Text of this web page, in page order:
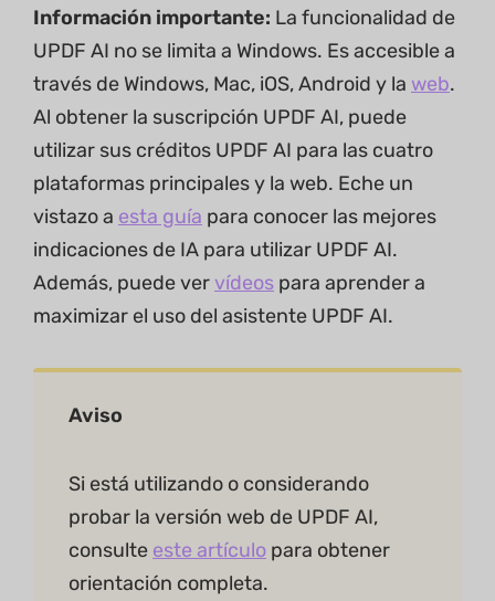
Información importante: La funcionalidad de
UPDF AI no se limita a Windows. Es accesible a
través de Windows, Mac, iOS, Android y la web.
Al obtener la suscripción UPDF AI, puede
utilizar sus créditos UPDF AI para las cuatro
plataformas principales y la web. Eche un
vistazo a esta guía para conocer las mejores
indicaciones de IA para utilizar UPDF AI.
Además, puede vervídeos para aprender a
maximizar el uso del asistente UPDF AI.
Aviso
Si está utilizando o considerando
probar la versión web de UPDF AI,
consulte este artículo para obtener
orientación completa.